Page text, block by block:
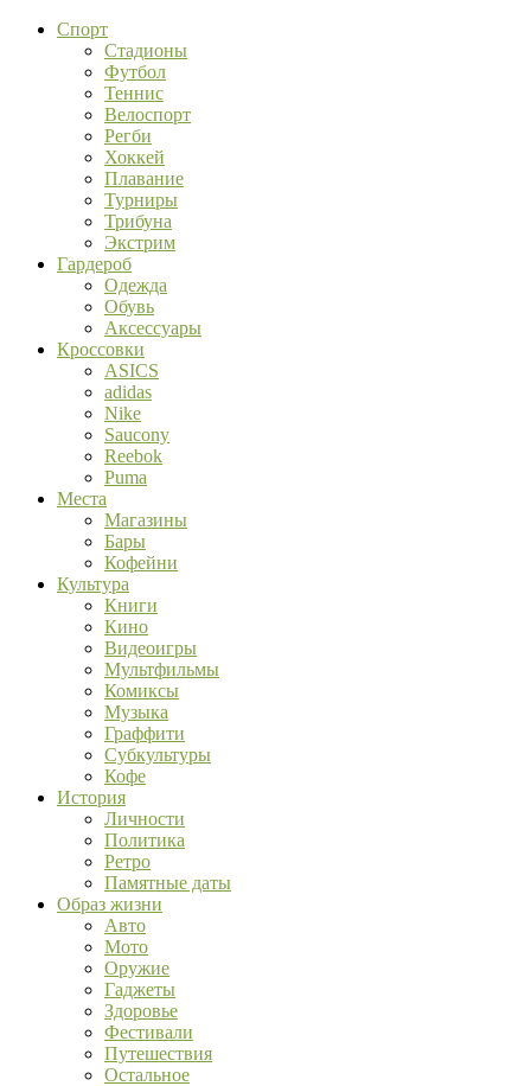
Спорт
Стадионы
Футбол
Теннис
Велоспорт
Регби
Хоккей
Плавание
Турниры
Трибуна
Экстрим
Гардероб
Одежда
Обувь
Аксессуары
Кроссовки
ASICS
adidas
Nike
Saucony
Reebok
Puma
Места
Магазины
Бары
Кофейни
Культура
Книги
Кино
Видеоигры
Мультфильмы
Комиксы
Музыка
Граффити
Субкультуры
Кофе
История
Личности
Политика
Ретро
Памятные даты
Образ жизни
Авто
Мото
Оружие
Гаджеты
Здоровье
Фестивали
Путешествия
Остальное